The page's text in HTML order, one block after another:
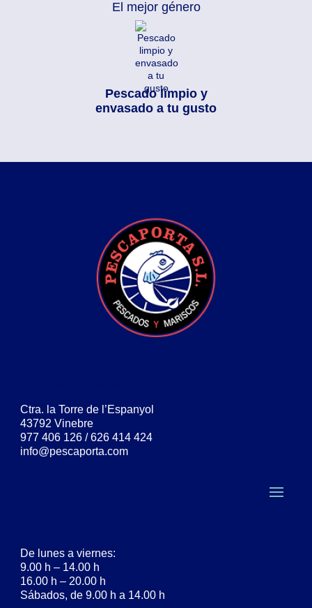
El mejor género
Pescado limpio y
envasado a tu gusto
Ctra. la Torre de l’Espanyol
43792 Vinebre
977 406 126 / 626 414 424
info@pescaporta.com
De lunes a viernes:
9.00 h – 14.00 h
16.00 h – 20.00 h
Sábados, de 9.00 h a 14.00 h